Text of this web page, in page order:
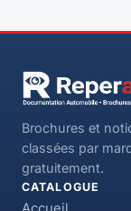
Brochures et
classées par
gratuitement.
CATALOGUE